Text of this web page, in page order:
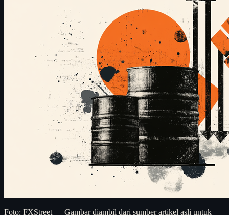
Foto: FXStreet — Gambar diambil dari sumber artikel asli untuk